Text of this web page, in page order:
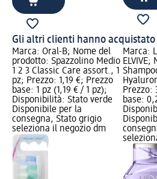
Gli altri clienti hanno acquistato
Marca: Oral-B; Nome del
prodotto: Spazzolino Medio
1 2 3 Classic Care assort., 1
pz; Prezzo: 1,19 €; Prezzo
base: 1 pz (1,19 € / 1 pz);
Disponibilità: Stato verde
Disponibile per la
consegna, Stato grigio
seleziona il negozio dm
Marca:
Prezzo:
base: